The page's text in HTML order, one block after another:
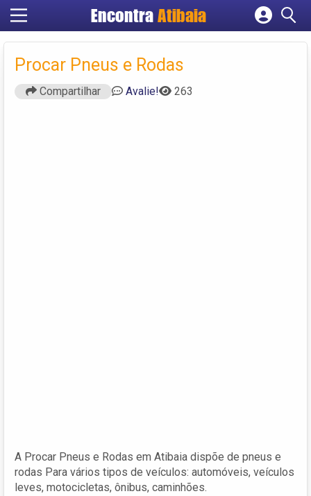
Encontra Atibaia
Cadastrar empresa
Criar conta
Procar Pneus e Rodas
Compartilhar Avalie! 263
A Procar Pneus e Rodas em Atibaia dispõe de pneus e
rodas Para vários tipos de veículos: automóveis, veículos
leves, motocicletas, ônibus, caminhões.